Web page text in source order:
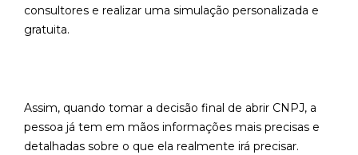
consultores e realizar uma simulação personalizada e
gratuita.
Assim, quando tomar a decisão final de abrir CNPJ, a
pessoa já tem em mãos informações mais precisas e
detalhadas sobre o que ela realmente irá precisar.